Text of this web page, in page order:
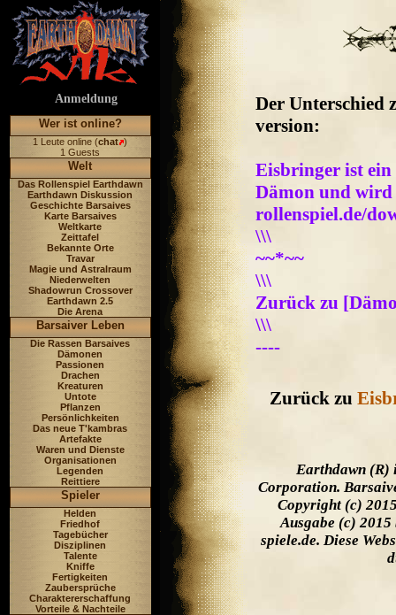
Anmeldung
Wer ist online?
1 Leute online (chat )
1 Guests
Welt
Das Rollenspiel Earthdawn
Earthdawn Diskussion
Geschichte Barsaives
Karte Barsaives
Weltkarte
Zeittafel
Bekannte Orte
Travar
Magie und Astralraum
Niederwelten
Shadowrun Crossover
Earthdawn 2.5
Die Arena
Barsaiver Leben
Die Rassen Barsaives
Dämonen
Passionen
Drachen
Kreaturen
Untote
Pflanzen
Persönlichkeiten
Das neue T'kambras
Artefakte
Waren und Dienste
Organisationen
Legenden
Reittiere
Spieler
Helden
Friedhof
Tagebücher
Disziplinen
Talente
Kniffe
Fertigkeiten
Zaubersprüche
Charaktererschaffung
Vorteile & Nachteile
Der Unterschied
version:
Eisbringer ist ein
Dämon und
rollenspiel.de/
\\\
~~*~~
\\\
Zurück zu
\\\
----
Zurück zu
Earthdawn (R)
Corporation.
Copyright (c)
Ausgabe (c) 2015
spiele.de. Diese